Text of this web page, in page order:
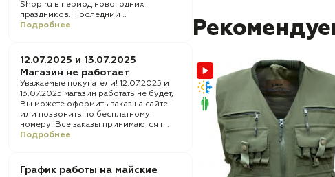
Shop.ru в период новогодних
праздников. Последний ..
Подробнее
12.07.2025 и 13.07.2025
Магазин не работает
Уважаемые покупатели! 12.07.2025 и
13.07.2025 магазин работать не будет,
Вы можете оформить заказ на сайте
или позвонить по бесплатному
номеру! Все заказы принимаются п..
Подробнее
График работы на майские